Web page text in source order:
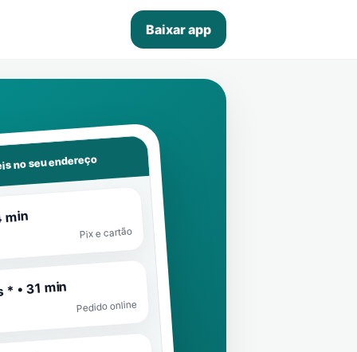
Baixar app
no seu endereço
min
Pix e cartão
• 31 min
Pedido online